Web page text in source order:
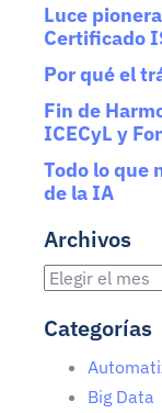
Luce
Certificado
Por qué el
Fin de
ICECyL y
Todo lo que
de la IA
Archivos
Categorías
Big Data